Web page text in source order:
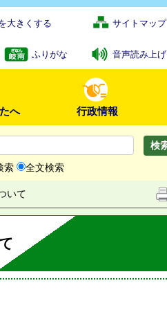
大きくする サイトマップ
ふりがな 音声読み上げ
へ 行政情報
索 全文検索
いて